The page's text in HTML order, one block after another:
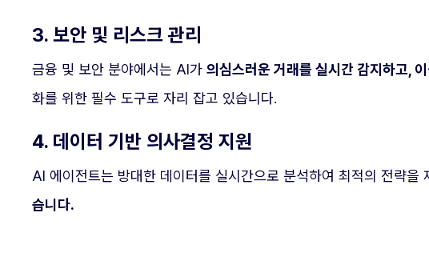
3. 보안 및 리스크 관리
금융 및 보안 분야에서는 AI가 의심스러운 거래를 실시간 감지하고,
화를 위한 필수 도구로 자리 잡고 있습니다.
4. 데이터 기반 의사결정 지원
AI 에이전트는 방대한 데이터를 실시간으로 분석하여 최적의 전략을
습니다.